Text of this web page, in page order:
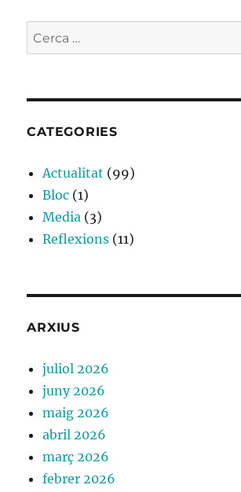
Cerca:
CATEGORIES
Actualitat (99)
Bloc (1)
Media (3)
Reflexions (11)
ARXIUS
juliol 2026
juny 2026
maig 2026
abril 2026
març 2026
febrer 2026